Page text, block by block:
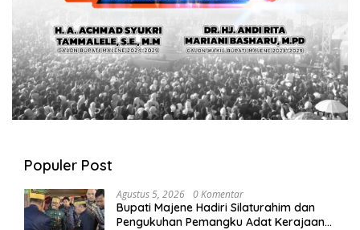
Populer Post
Agustus 5, 2026 0 Komentar
Bupati Majene Hadiri Silaturahim dan
Pengukuhan Pemangku Adat Kerajaan